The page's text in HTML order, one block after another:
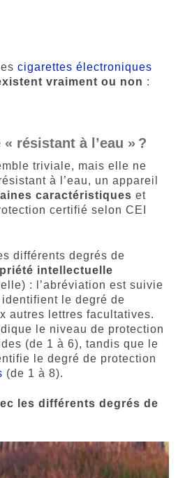
client
cigarettes électroniques
vraiment ou non :
résistant à l’eau » ?
triviale, mais elle ne
à l’eau, un appareil
caractéristiques et
certifié selon CEI
différents degrés de
intellectuelle
: l’abréviation est suivie
le degré de
autres lettres facultatives.
le niveau de protection
(de 1 à 6), tandis que le
le degré de protection
(de 1 à 8).
les différents degrés de